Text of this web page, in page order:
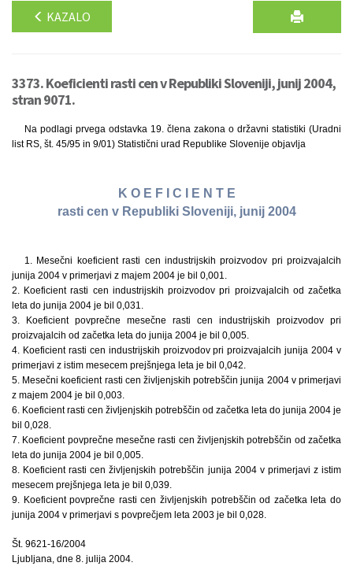
KAZALO
3373. Koeficienti rasti cen v Republiki Sloveniji, junij 2004,
stran 9071.
Na podlagi prvega odstavka 19. člena zakona o državni statistiki (Uradni
list RS, št. 45/95 in 9/01) Statistični urad Republike Slovenije objavlja
K O E F I C I E N T E
rasti cen v Republiki Sloveniji, junij 2004
1. Mesečni koeficient rasti cen industrijskih proizvodov pri proizvajalcih
junija 2004 v primerjavi z majem 2004 je bil 0,001.
2. Koeficient rasti cen industrijskih proizvodov pri proizvajalcih od začetka
leta do junija 2004 je bil 0,031.
3. Koeficient povprečne mesečne rasti cen industrijskih proizvodov pri
proizvajalcih od začetka leta do junija 2004 je bil 0,005.
4. Koeficient rasti cen industrijskih proizvodov pri proizvajalcih junija 2004 v
primerjavi z istim mesecem prejšnjega leta je bil 0,042.
5. Mesečni koeficient rasti cen življenjskih potrebščin junija 2004 v primerjavi
z majem 2004 je bil 0,003.
6. Koeficient rasti cen življenjskih potrebščin od začetka leta do junija 2004 je
bil 0,028.
7. Koeficient povprečne mesečne rasti cen življenjskih potrebščin od začetka
leta do junija 2004 je bil 0,005.
8. Koeficient rasti cen življenjskih potrebščin junija 2004 v primerjavi z istim
mesecem prejšnjega leta je bil 0,039.
9. Koeficient povprečne rasti cen življenjskih potrebščin od začetka leta do
junija 2004 v primerjavi s povprečjem leta 2003 je bil 0,028.
Št. 9621-16/2004
Ljubljana, dne 8. julija 2004.